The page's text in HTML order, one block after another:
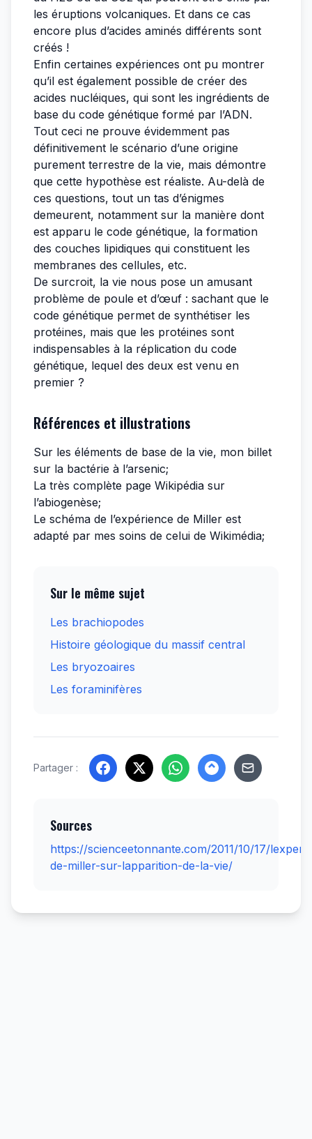
les éruptions volcaniques. Et dans ce cas
encore plus d’acides aminés différents sont
créés !
Enfin certaines expériences ont pu montrer
qu’il est également possible de créer des
acides nucléiques, qui sont les ingrédients de
base du code génétique formé par l’ADN.
Tout ceci ne prouve évidemment pas
définitivement le scénario d’une origine
purement terrestre de la vie, mais démontre
que cette hypothèse est réaliste. Au-delà de
ces questions, tout un tas d’énigmes
demeurent, notamment sur la manière dont
est apparu le code génétique, la formation
des couches lipidiques qui constituent les
membranes des cellules, etc.
De surcroit, la vie nous pose un amusant
problème de poule et d’œuf : sachant que le
code génétique permet de synthétiser les
protéines, mais que les protéines sont
indispensables à la réplication du code
génétique, lequel des deux est venu en
premier ?
Références et illustrations
Sur les éléments de base de la vie, mon billet
sur la bactérie à l’arsenic;
La très complète page Wikipédia sur
l’abiogenèse;
Le schéma de l’expérience de Miller est
adapté par mes soins de celui de Wikimédia;
Sur le même sujet
Les brachiopodes
Histoire géologique du massif central
Les bryozoaires
Les foraminifères
Partager :
Sources
https://scienceetonnante.com/2011/10/17/
de-miller-sur-lapparition-de-la-vie/